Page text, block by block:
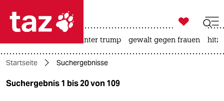
 taz zahl ich
taz zahl ich
themen

taz zahl ich
usa unter trump gewalt gegen frauen hitze
Startseite Suchergebnisse
Suchergebnis 1 bis 20 von 109